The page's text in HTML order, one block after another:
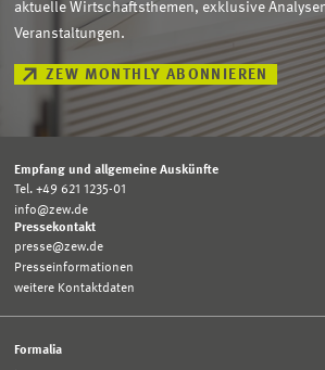
aktuelle Wirtschaftsthemen, exklusive
Veranstaltungen.
ZEW MONTHLY ABONNIEREN
Empfang und allgemeine Auskünfte
Tel. +49 621 1235-01
info@zew.de
Pressekontakt
presse@zew.de
Presseinformationen
weitere Kontaktdaten
Formalia